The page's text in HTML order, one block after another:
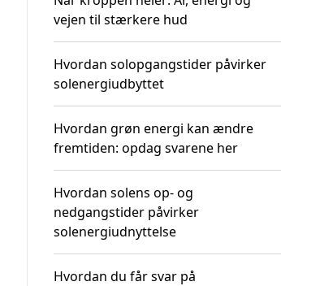
vejen til stærkere hud
Hvordan solopgangstider påvirker
solenergiudbyttet
Hvordan grøn energi kan ændre
fremtiden: opdag svarene her
Hvordan solens op- og
nedgangstider påvirker
solenergiudnyttelse
Hvordan du får svar på